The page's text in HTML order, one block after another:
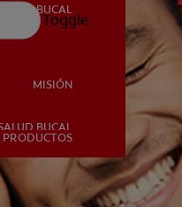
SALUD BUCAL
MISIÓN
CHEQUEO DE SALUD BUCAL
SALUD BUCAL
MISIÓN
BUCAL
PRODUCTOS
Toggle